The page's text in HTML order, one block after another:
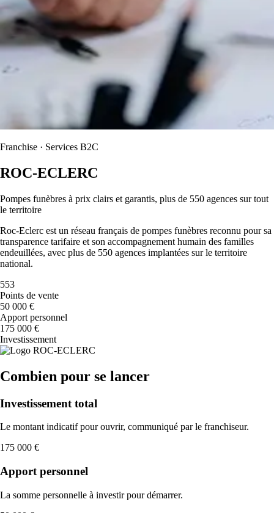
Franchise · Services B2C
ROC-ECLERC
Pompes funèbres à prix clairs et garantis, plus de 550 agences sur tout
le territoire
Roc-Eclerc est un réseau français de pompes funèbres reconnu pour sa
transparence tarifaire et son accompagnement humain des familles
endeuillées, avec plus de 550 agences implantées sur le territoire
national.
553
Points de vente
50 000 €
Apport personnel
175 000 €
Investissement
Combien pour se lancer
Investissement total
Le montant indicatif pour ouvrir, communiqué par le franchiseur.
175 000 €
Apport personnel
La somme personnelle à investir pour démarrer.